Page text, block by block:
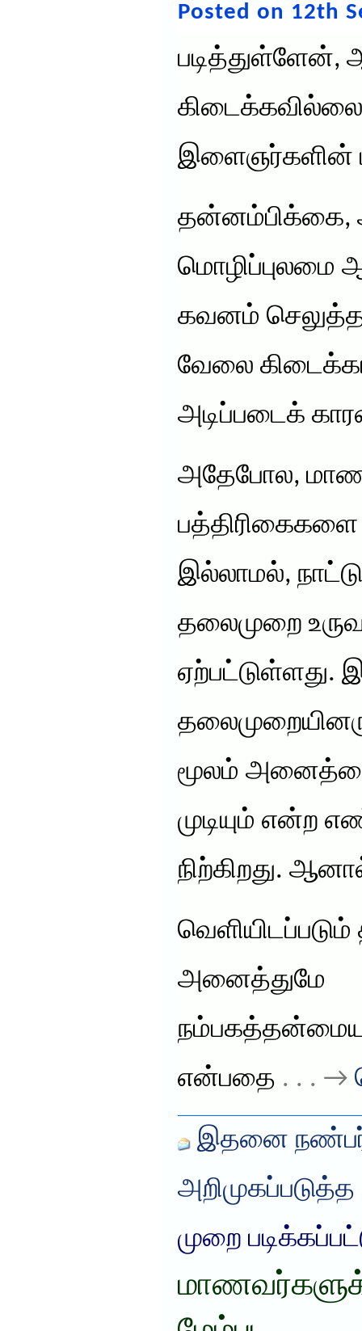
Posted on 12th
படித்துள்ளேன்,
இளைஞர்களின்
தன்னம்பிக்கை,
மொழிப்புலமை
கவனம்
வேலை
அடிப்படைக்
அதேபோல,
பத்திரிகைகளை
இல்லாமல்,
தலைமுறை
ஏற்பட்டுள்ளது.
மூலம்
முடியும் என்ற
நிற்கிறது.
அனைத்துமே
என்பதை . . . →
இதனை
அறிமுகப்படுத்த
முறை